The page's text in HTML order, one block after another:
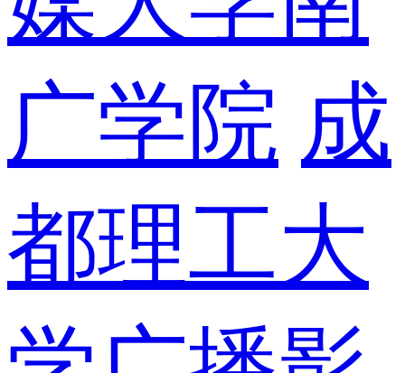
广学院 成
都理工大